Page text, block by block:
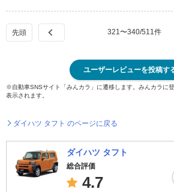
321〜340/511件
ユーザーレビューを投稿す
※自動車SNSサイト「みんカラ」に遷移します。みんカラに
表示されます。
ダイハツ タフト のページに戻る
ダイハツ タフト
総合評価
4.7